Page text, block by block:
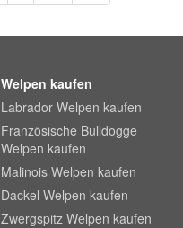
Welpen kaufen
Labrador Welpen kaufen
Französische Bulldogge
Welpen kaufen
Malinois Welpen kaufen
Dackel Welpen kaufen
Zwergspitz Welpen kaufen